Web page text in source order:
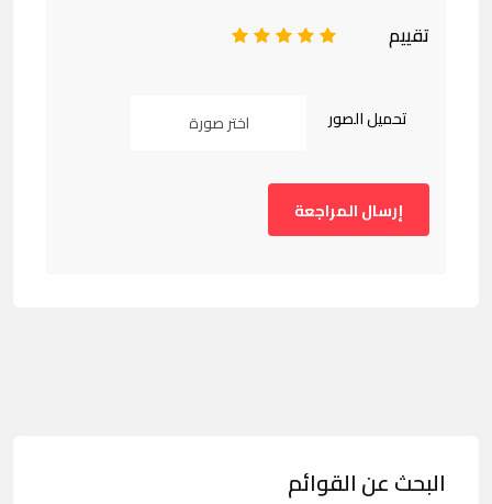
تقييم 5
4
3
2
تحميل الصور اختر صورة
البحث عن القوائم